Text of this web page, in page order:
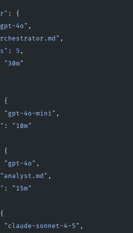
: {
4o" ,
,
: 5 ,
"30m"
{
"gpt-4o-mini" ,
:
"10m"
{
"gpt-4o" ,
"analyst.md" ,
:
"15m"
"claude-sonnet-4-5" ,